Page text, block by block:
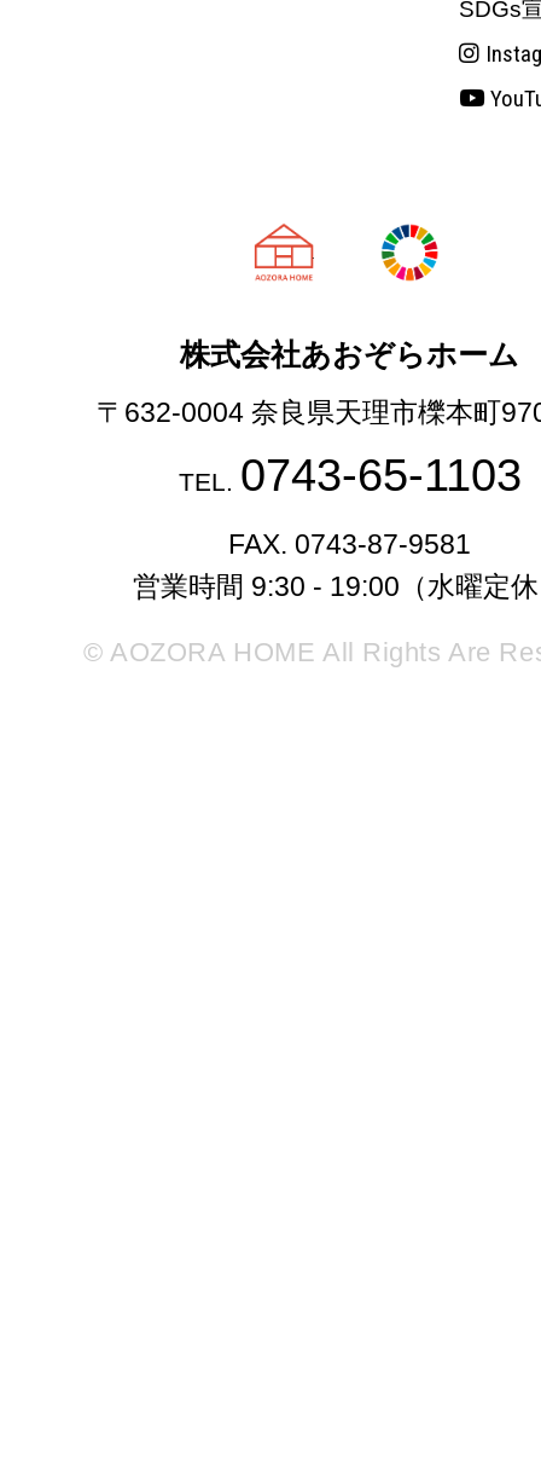
SDGs
天理市の注文
株式会社あおぞらホーム
〒632-0004 奈良県天理市櫟本町
TEL. 0743-65-1103
FAX. 0743-87-9581
営業時間 9:30 - 19:00（水曜定
© AOZORA HOME All Rights Are